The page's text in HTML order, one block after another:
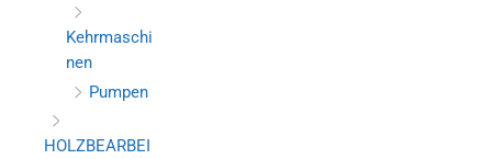
Kehrmaschi
nen
Pumpen
HOLZBEARBEI